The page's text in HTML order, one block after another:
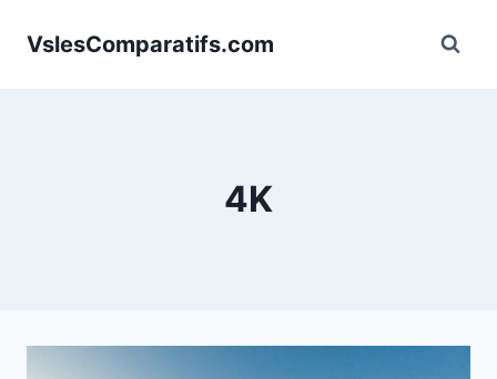
VslesComparatifs.com
4K